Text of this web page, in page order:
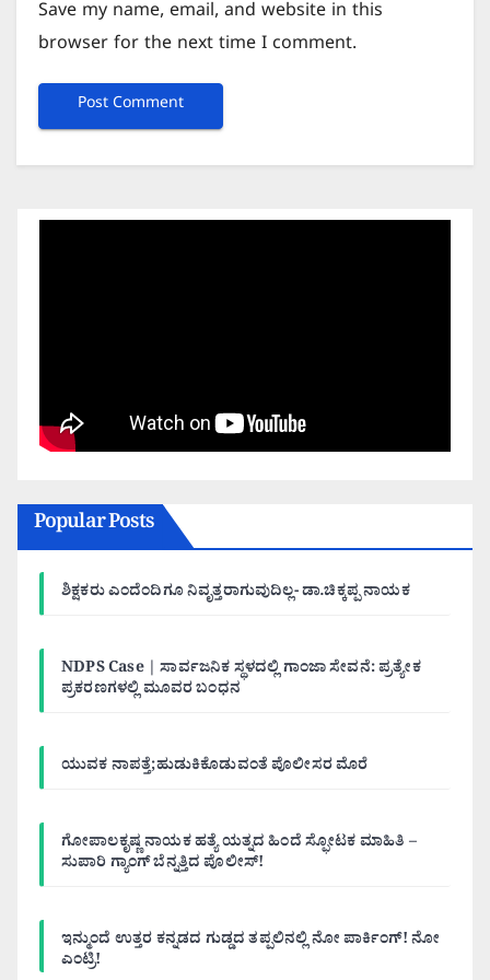
Save my name, email, and website in this
browser for the next time I comment.
Popular Posts
ಶಿಕ್ಷಕರು ಎಂದೆಂದಿಗೂ ನಿವೃತ್ತರಾಗುವುದಿಲ್ಲ- ಡಾ.ಚಿಕ್ಕಪ್ಪ ನಾಯಕ
NDPS Case | ಸಾರ್ವಜನಿಕ ಸ್ಥಳದಲ್ಲಿ ಗಾಂಜಾ ಸೇವನೆ: ಪ್ರತ್ಯೇಕ
ಪ್ರಕರಣಗಳಲ್ಲಿ ಮೂವರ ಬಂಧನ
ಯುವಕ ನಾಪತ್ತೆ;ಹುಡುಕಿಕೊಡುವಂತೆ ಪೊಲೀಸರ ಮೊರೆ
ಗೋಪಾಲಕೃಷ್ಣ ನಾಯಕ ಹತ್ಯೆ ಯತ್ನದ ಹಿಂದೆ ಸ್ಫೋಟಕ ಮಾಹಿತಿ –
ಸುಪಾರಿ ಗ್ಯಾಂಗ್ ಬೆನ್ನತ್ತಿದ ಪೊಲೀಸ್!
ಇನ್ಮುಂದೆ ಉತ್ತರ ಕನ್ನಡದ ಗುಡ್ಡದ ತಪ್ಪಲಿನಲ್ಲಿ ನೋ ಪಾರ್ಕಿಂಗ್! ನೋ
ಎಂಟ್ರಿ!